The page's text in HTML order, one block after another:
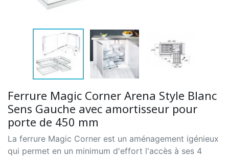
Ferrure Magic Corner Arena Style Blanc
Sens Gauche avec amortisseur pour
porte de 450 mm
La ferrure Magic Corner est un aménagement igénieux
qui permet en un minimum d'effort l'accès à ses 4